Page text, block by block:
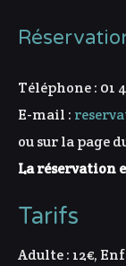
Téléphone : 01
E-mail :
ou sur la page
La réservation
Tarifs
Adulte : 12€,